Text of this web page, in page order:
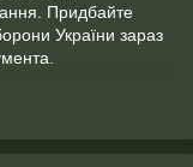
Придбайте
України зараз